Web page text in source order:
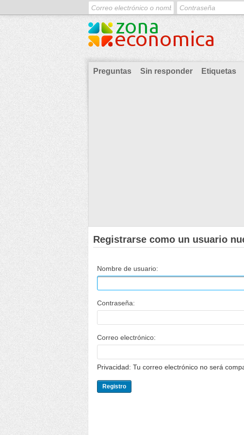
Preguntas Sin responder Etiquetas
Registrarse como un usuario
Nombre de usuario:
Contraseña:
Correo electrónico:
Privacidad: Tu correo electrónico no será